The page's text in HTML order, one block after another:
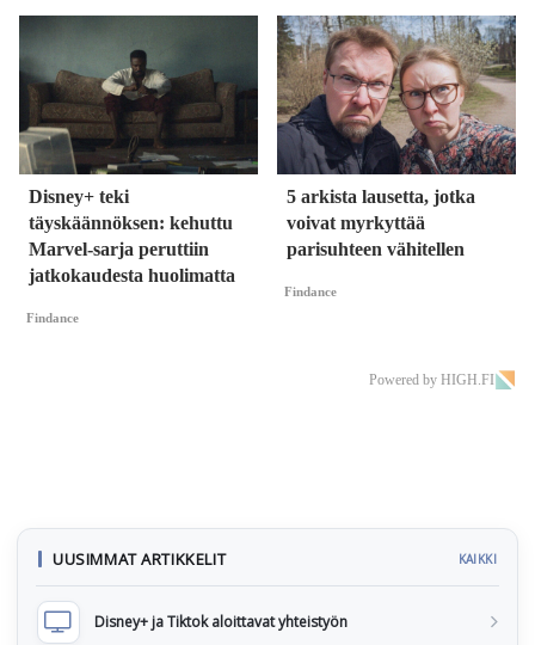
Disney+ teki
täyskäännöksen: kehuttu
Marvel-sarja peruttiin
jatkokaudesta huolimatta
Findance
5 arkista lausetta, jotka
voivat myrkyttää
parisuhteen vähitellen
Findance
Powered by HIGH.FI
UUSIMMAT ARTIKKELIT KAIKKI
Disney+ ja Tiktok aloittavat yhteistyön